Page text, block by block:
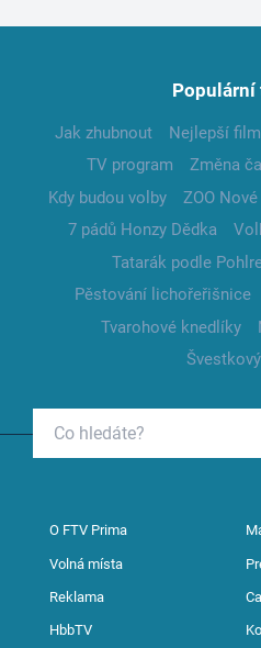
Populární
Jak zhubnout Nejlepší
TV program
Změna
Kdy budou volby
ZOO
7 pádů Honzy Dědka
Tatarák podle
Pěstování lichořeřišnice
Tvarohové knedlíky
O FTV Prima
Volná místa
Reklama
HbbTV